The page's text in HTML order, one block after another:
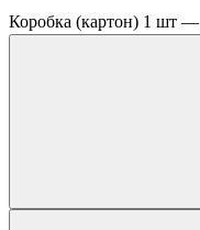
Коробка (картон) 1 шт —